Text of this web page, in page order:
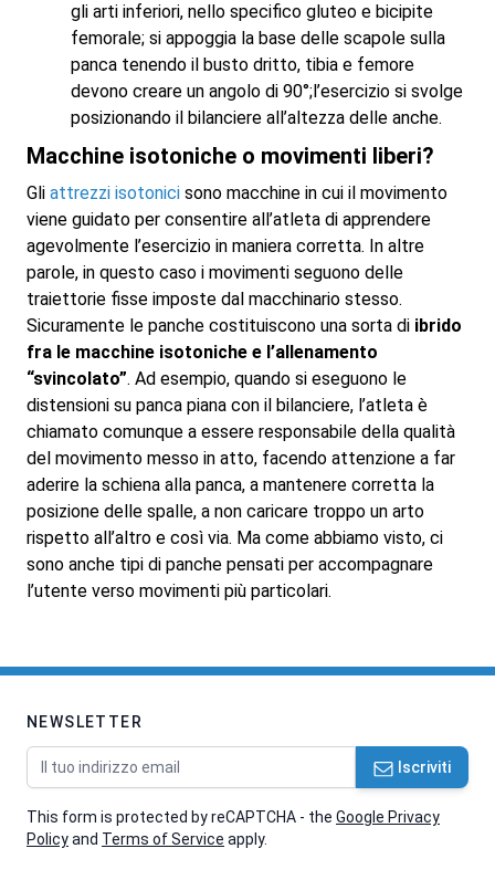
gli arti inferiori, nello specifico gluteo e bicipite
femorale; si appoggia la base delle scapole sulla
panca tenendo il busto dritto, tibia e femore
devono creare un angolo di 90°;l’esercizio si svolge
posizionando il bilanciere all’altezza delle anche.
Macchine isotoniche o movimenti liberi?
Gli attrezzi isotonici sono macchine in cui il movimento
viene guidato per consentire all’atleta di apprendere
agevolmente l’esercizio in maniera corretta. In altre
parole, in questo caso i movimenti seguono delle
traiettorie fisse imposte dal macchinario stesso.
Sicuramente le panche costituiscono una sorta di ibrido
fra le macchine isotoniche e l’allenamento
“svincolato”. Ad esempio, quando si eseguono le
distensioni su panca piana con il bilanciere, l’atleta è
chiamato comunque a essere responsabile della qualità
del movimento messo in atto, facendo attenzione a far
aderire la schiena alla panca, a mantenere corretta la
posizione delle spalle, a non caricare troppo un arto
rispetto all’altro e così via. Ma come abbiamo visto, ci
sono anche tipi di panche pensati per accompagnare
l’utente verso movimenti più particolari.
NEWSLETTER
Indirizzo email Iscriviti
This form is protected by reCAPTCHA - the Google Privacy
Policyand Terms of Service apply.